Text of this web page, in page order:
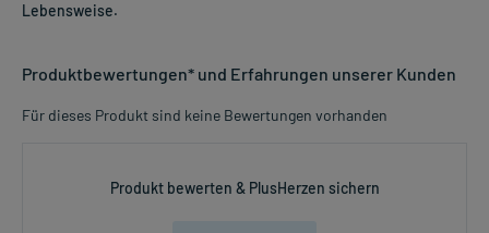
Lebensweise.
Produktbewertungen* und Erfahrungen unserer Kunden
Für dieses Produkt sind keine Bewertungen vorhanden
Produkt bewerten & PlusHerzen sichern